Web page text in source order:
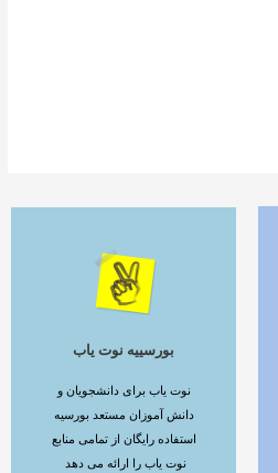
بورسییه نوت یاب
نوت یاب برای دانشجویان و
دانش آموزان مستعد بورسیه
استفاده رایگان از تمامی منابع
نوت یاب را ارائه می دهد
ادامه مطلب